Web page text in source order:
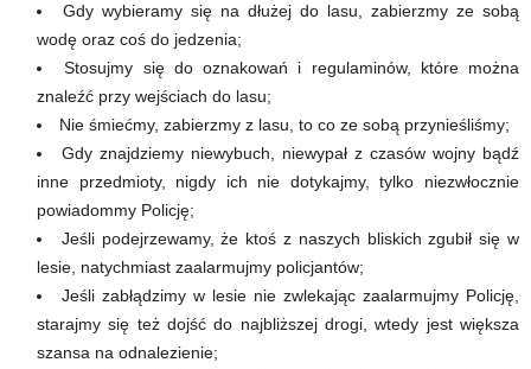
Gdy wybieramy się na dłużej do lasu, zabierzmy ze sobą
wodę oraz coś do jedzenia;
Stosujmy się do oznakowań i regulaminów, które można
znaleźć przy wejściach do lasu;
Nie śmiećmy, zabierzmy z lasu, to co ze sobą przynieśliśmy;
Gdy znajdziemy niewybuch, niewypał z czasów wojny bądź
inne przedmioty, nigdy ich nie dotykajmy, tylko niezwłocznie
powiadommy Policję;
Jeśli podejrzewamy, że ktoś z naszych bliskich zgubił się w
lesie, natychmiast zaalarmujmy policjantów;
Jeśli zabłądzimy w lesie nie zwlekając zaalarmujmy Policję,
starajmy się też dojść do najbliższej drogi, wtedy jest większa
szansa na odnalezienie;